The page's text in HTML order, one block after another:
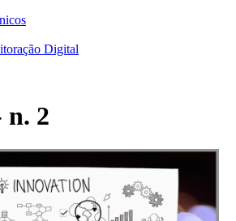
Digital
n. 2